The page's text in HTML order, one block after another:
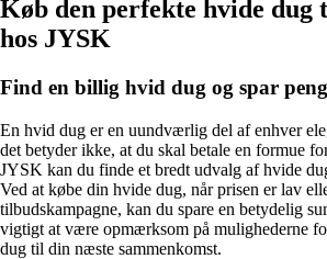
Køb den perfekte hvide
hos JYSK
Find en billig hvid dug og spar
En hvid dug er en uundværlig del af enhver
det betyder ikke, at du skal betale en formue
JYSK kan du finde et bredt udvalg af hvide
Ved at købe din hvide dug, når prisen er lav
tilbudskampagne, kan du spare en betydelig
vigtigt at være opmærksom på mulighederne
dug til din næste sammenkomst.